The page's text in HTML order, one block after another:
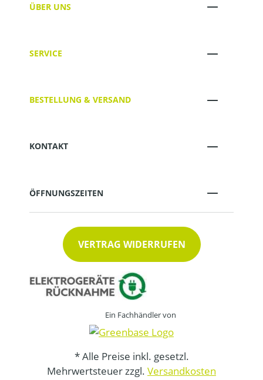
ÜBER UNS
SERVICE
BESTELLUNG & VERSAND
KONTAKT
ÖFFNUNGSZEITEN
VERTRAG WIDERRUFEN
Ein Fachhändler von
* Alle Preise inkl. gesetzl.
Mehrwertsteuer zzgl. Versandkosten